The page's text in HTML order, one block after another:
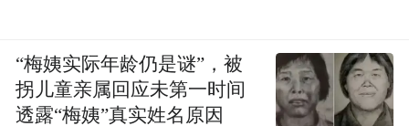
“梅姨实际年龄仍是谜”，被
拐儿童亲属回应未第一时间
透露“梅姨”真实姓名原因